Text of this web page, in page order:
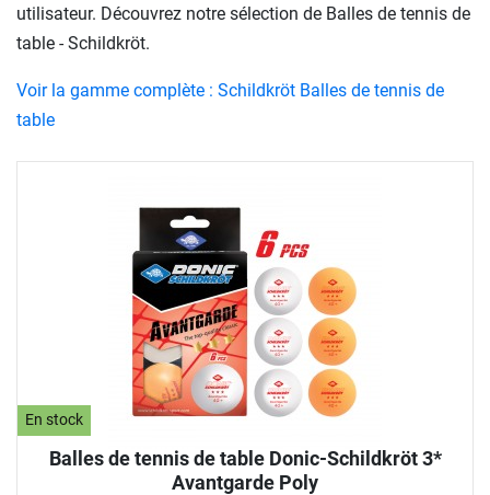
En stock
Balles de tennis de table Donic-Schildkröt 3*
Avantgarde Poly
utilisateur. Découvrez notre sélection de Balles de tennis de
table - Schildkröt.
Voir la gamme complète : Schildkröt Balles de tennis de
table